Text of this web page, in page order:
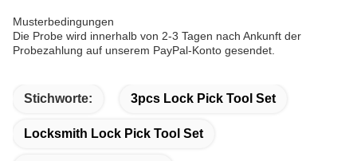
Musterbedingungen
Die Probe wird innerhalb von 2-3 Tagen nach Ankunft der
Probezahlung auf unserem PayPal-Konto gesendet.
Stichworte: 3pcs Lock Pick Tool Set
Locksmith Lock Pick Tool Set